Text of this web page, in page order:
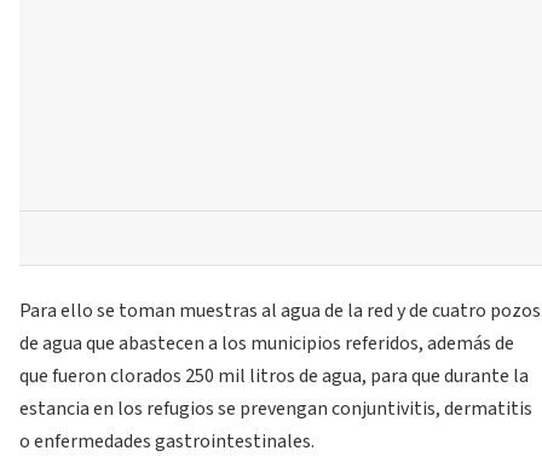
Para ello se toman muestras al agua de la red y de cuatro pozos
de agua que abastecen a los municipios referidos, además de
que fueron clorados 250 mil litros de agua, para que durante la
estancia en los refugios se prevengan conjuntivitis, dermatitis
o enfermedades gastrointestinales.